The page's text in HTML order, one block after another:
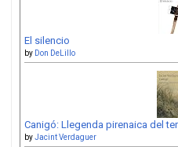
El silencio
by Don DeLillo
Canigó: Llegenda pirenaica del
byJacint Verdaguer